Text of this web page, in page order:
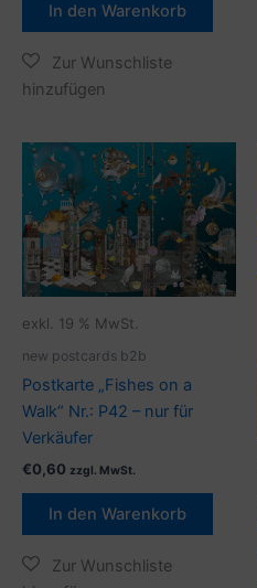
In den Warenkorb
exkl. 19 % MwSt.
new postcards b2b
Postkarte „Fishes on a
Walk“ Nr.: P42 – nur für
Verkäufer
€0,60 zzgl. MwSt.
In den Warenkorb